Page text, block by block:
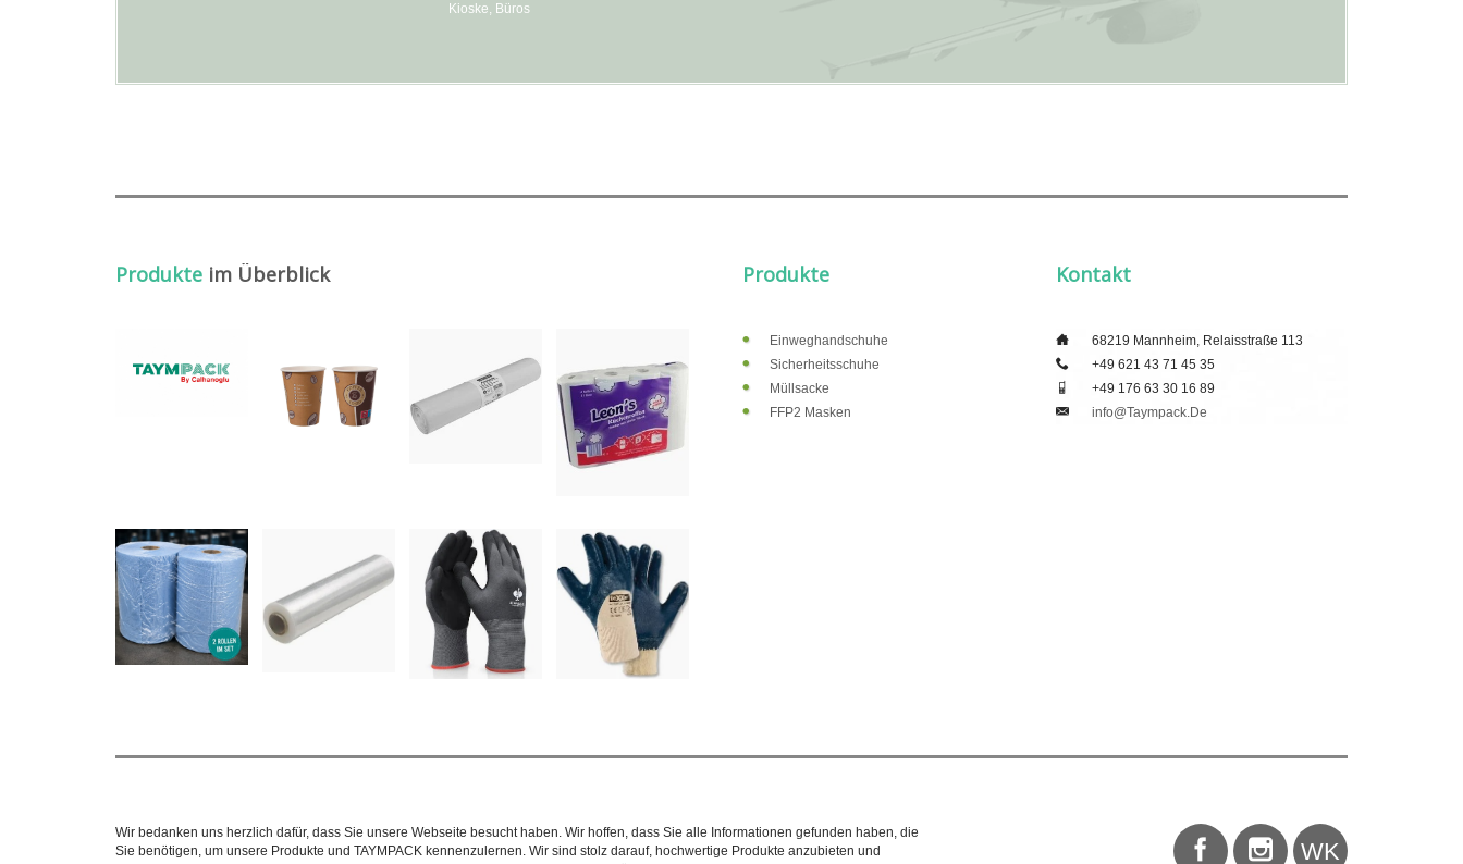
Kioske, Büros
Produkte im Überblick Produkte
Einweghandschuhe
Sicherheitsschuhe
Müllsacke
FFP2 Masken
Kontakt
___ 68219 Mannheim, Relaisstraße 113
___ +49 621 43 71 45 35
+49 176 63 30 16 89
___ Info@taympack.de
Wir bedanken uns herzlich dafür, dass Sie unsere Webseite besucht haben. Wir hoffen, dass Sie alle Informationen gefunden haben, die
Sie benötigen, um unsere Produkte und TAYMPACK kennenzulernen. Wir sind stolz darauf, hochwertige Produkte anzubieten und
WK